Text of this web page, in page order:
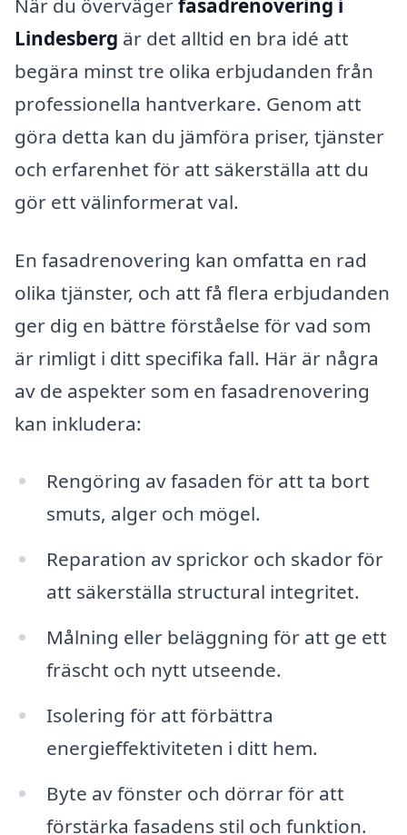
När du övervägerfasadrenovering i
Lindesberg är det alltid en bra idé att
begära minst tre olika erbjudanden från
professionella hantverkare. Genom att
göra detta kan du jämföra priser, tjänster
och erfarenhet för att säkerställa att du
gör ett välinformerat val.
En fasadrenovering kan omfatta en rad
olika tjänster, och att få flera erbjudanden
ger dig en bättre förståelse för vad som
är rimligt i ditt specifika fall. Här är några
av de aspekter som en fasadrenovering
kan inkludera:
Rengöring av fasaden för att ta bort
smuts, alger och mögel.
Reparation av sprickor och skador för
att säkerställa structural integritet.
Målning eller beläggning för att ge ett
fräscht och nytt utseende.
Isolering för att förbättra
energieffektiviteten i ditt hem.
Byte av fönster och dörrar för att
förstärka fasadens stil och funktion.